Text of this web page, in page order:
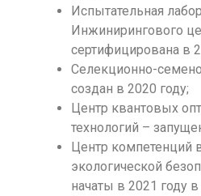
Испытательная
Инжинирингового
сертифицирована в
Селекционно-
создан в 2020 году;
Центр квантовых
технологий –
Центр компетенций
экологической
начаты в 2021 году